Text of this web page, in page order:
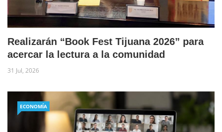
Realizarán “Book Fest Tijuana 2026” para
acercar la lectura a la comunidad
31 Jul, 2026
ECONOMÍA